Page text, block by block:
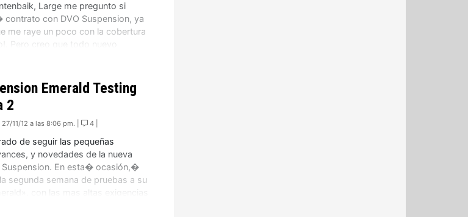
Large me pregunto si
con DVO Suspension, ya
me raye un poco con la cobertura
Pero creo que todo nuevo
Emerald Testing
2
11/12 a las 8:06 pm. | 4 |
de seguir las pequeñas
y novedades de la nueva
Suspension. En esta� ocasión,�
segunda semana de pruebas a su
con las mas altas exigencias